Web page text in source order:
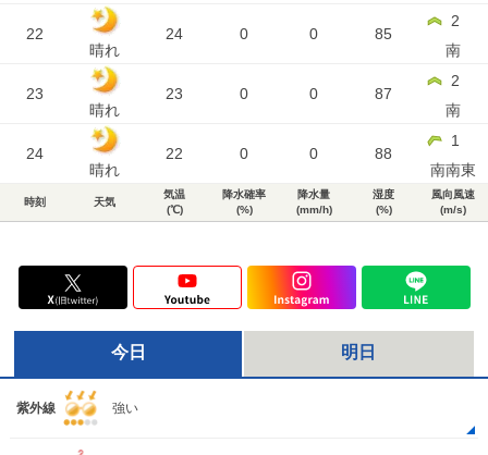
22
晴れ
24 0 0 85
2
南
23
晴れ
23 0 0 87
2
南
24
晴れ
22 0 0 88
1
南南東
時刻 天気
気温
(℃)
降水確率
(%)
降水量
(mm/h)
湿度
(%)
風向風速
(m/s)
今日 明日
紫外線 強い